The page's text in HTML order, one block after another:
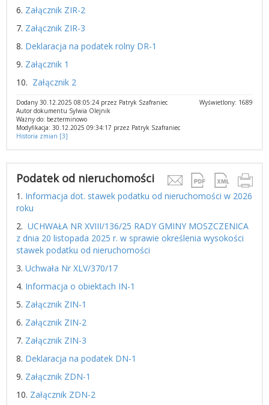
6. Załącznik ZIR-2
7. Załącznik ZIR-3
8. Deklaracja na podatek rolny DR-1
9. Załącznik 1
10. Załącznik 2
Wyświetlony: 1689
Dodany 30.12.2025 08:05:24 przez Patryk Szafraniec
Autor dokumentu Sylwia Olejnik
Ważny do: bezterminowo
Modyfikacja: 30.12.2025 09:34:17 przez Patryk Szafraniec
Historia zmian [3]
Podatek od nieruchomości
1. Informacja dot. stawek podatku od nieruchomości w 2026
roku
2. UCHWAŁA NR XVIII/136/25 RADY GMINY MOSZCZENICA
z dnia 20 listopada 2025 r. w sprawie określenia wysokości
stawek podatku od nieruchomości
3. Uchwała Nr XLV/370/17
4. Informacja o obiektach IN-1
5. Załącznik ZIN-1
6. Załącznik ZIN-2
7. Załącznik ZIN-3
8. Deklaracja na podatek DN-1
9. Załącznik ZDN-1
10. Załącznik ZDN-2